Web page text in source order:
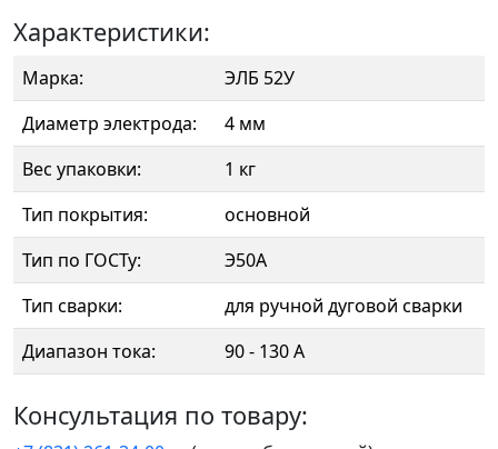
Характеристики:
Марка:
ЭЛБ 52У
Диаметр электрода:
4 мм
Вес упаковки:
1 кг
Тип покрытия:
основной
Тип по ГОСТу:
Э50А
Тип сварки:
для ручной дуговой сварки
Диапазон тока:
90 - 130 А
Консультация по товару: